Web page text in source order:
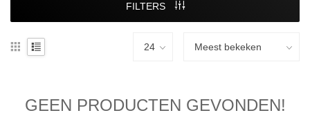
FILTERS
GEEN PRODUCTEN GEVONDEN!